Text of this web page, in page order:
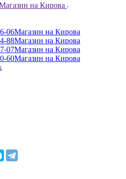
на Кирова
06Магазин на Кирова
88Магазин на Кирова
07Магазин на Кирова
60Магазин на Кирова